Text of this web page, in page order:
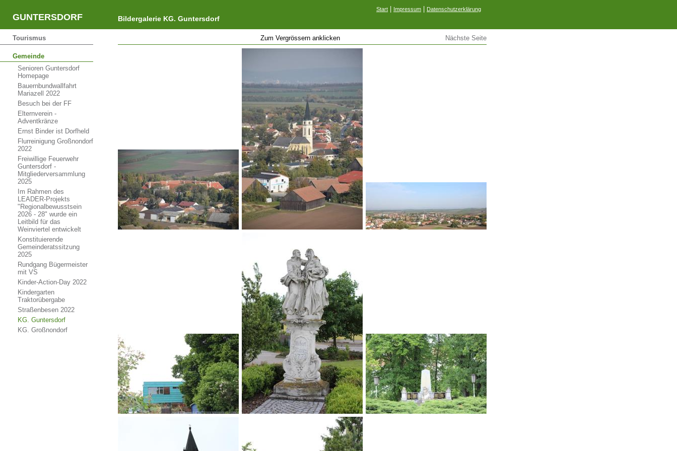
GUNTERSDORF
Start Impressum Datenschutzerklärung
Bildergalerie KG. Guntersdorf
Tourismus
Gemeinde
Senioren Guntersdorf
Homepage
Bauernbundwallfahrt
Mariazell 2022
Besuch bei der FF
Elternverein -
Adventkränze
Ernst Binder ist Dorfheld
Flurreinigung Großnondorf
2022
Freiwillige Feuerwehr
Guntersdorf -
Mitgliederversammlung
2025
Im Rahmen des
LEADER-Projekts
"Regionalbewusstsein
2026 - 28" wurde ein
Leitbild für das
Weinviertel entwickelt
Konstituierende
Gemeinderatssitzung
2025
Rundgang Bügermeister
mit VS
Kinder-Action-Day 2022
Kindergarten
Traktorübergabe
Straßenbesen 2022
KG. Guntersdorf
KG. Großnondorf
Zum Vergrössern anklicken Nächste Seite